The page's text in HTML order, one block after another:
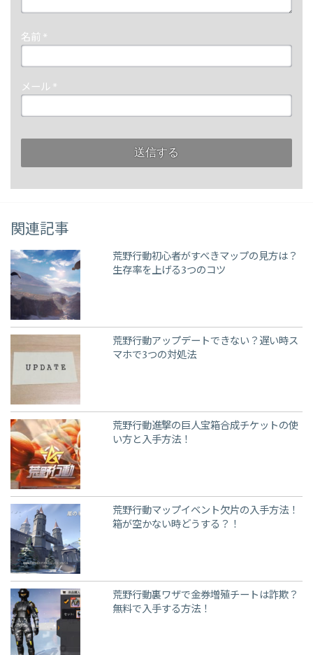
名前 *
メール *
関連記事
荒野行動初心者がすべきマップの見方は？
生存率を上げる3つのコツ
荒野行動アップデートできない？遅い時ス
マホで3つの対処法
荒野行動進撃の巨人宝箱合成チケットの使
い方と入手方法！
荒野行動マップイベント欠片の入手方法！
箱が空かない時どうする？！
荒野行動裏ワザで金券増殖チートは詐欺？
無料で入手する方法！